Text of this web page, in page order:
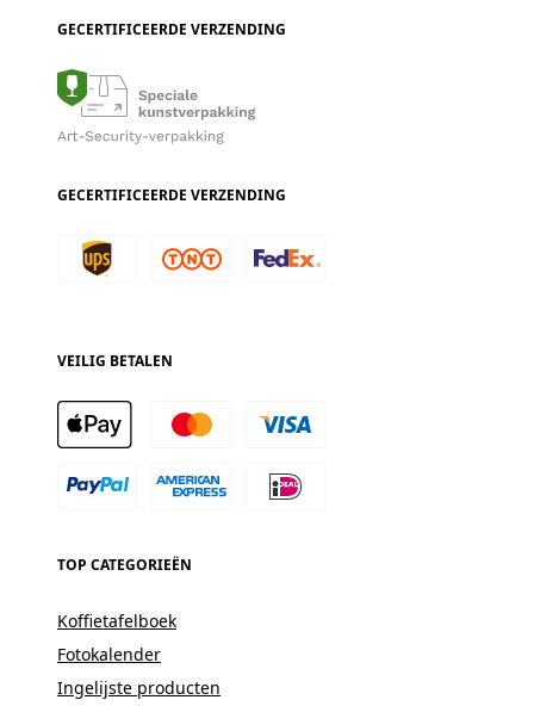
GECERTIFICEERDE VERZENDING
GECERTIFICEERDE VERZENDING
VEILIG BETALEN
TOP CATEGORIEËN
Koffietafelboek
Fotokalender
Ingelijste producten